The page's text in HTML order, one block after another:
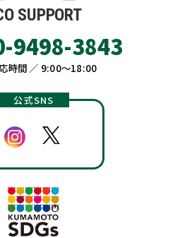
SUPPORT
9498-3843
時間 ／ 9:00〜18:00
公式SNS